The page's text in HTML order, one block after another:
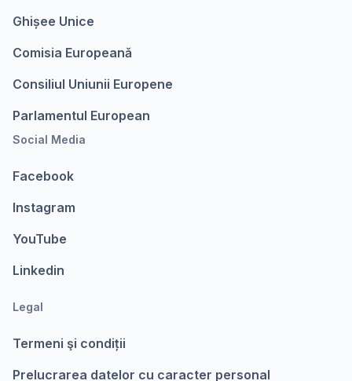
Ghișee Unice
Comisia Europeanǎ
Consiliul Uniunii Europene
Parlamentul European
Social Media
Facebook
Instagram
YouTube
Linkedin
Legal
Termeni şi condiții
Prelucrarea datelor cu caracter personal